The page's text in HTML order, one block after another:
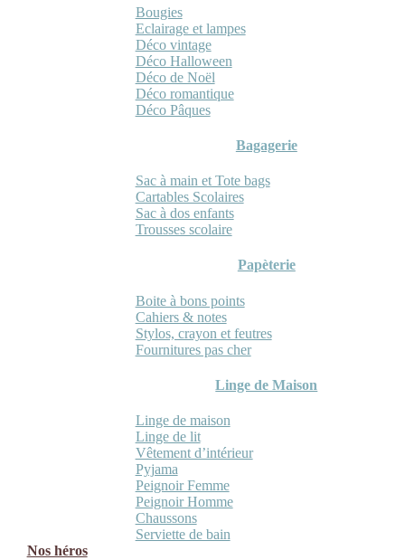
Bougies
Eclairage et lampes
Déco vintage
Déco Halloween
Déco de Noël
Déco romantique
Déco Pâques
Bagagerie
Sac à main et Tote bags
Cartables Scolaires
Sac à dos enfants
Trousses scolaire
Papèterie
Boite à bons points
Cahiers & notes
Stylos, crayon et feutres
Fournitures pas cher
Linge de Maison
Linge de maison
Linge de lit
Vêtement d’intérieur
Pyjama
Peignoir Femme
Peignoir Homme
Chaussons
Serviette de bain
Nos héros